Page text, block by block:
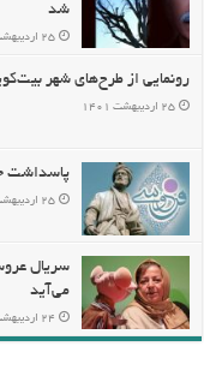
شد
۲۵ اردیبهشت ۱۴۰۱
رونمایی از طرح‌های شهر
۲۵ اردیبهشت ۱۴۰۱
پاسداشت
۲۵ اردیبهشت ۱۴۰۱
سریال
می‌آید
۲۴ اردیبهشت ۱۴۰۱